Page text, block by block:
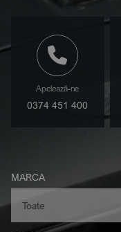
Apelează-ne
0374 451 400
MARCA